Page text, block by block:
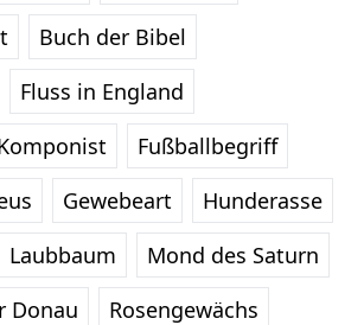
Buch der Bibel
Fluss in England
Fußballbegriff
Gewebeart
Hunderasse
Laubbaum
Mond des Saturn
Donau
Rosengewächs